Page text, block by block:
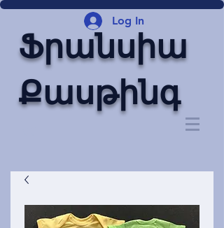
Log In
Ֆրանսիա
Քասթինգ